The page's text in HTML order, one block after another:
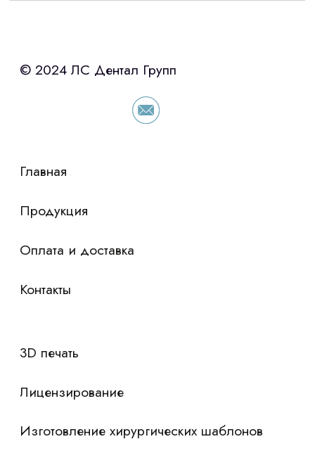
Интересует лизинг?
«Уралпромлизинг» подберем выгодные
условия по лизингу оборудования,
просто оставьте контакты чтобы мы
сориентировали по условиям
Я согласен сполитикой конфиденциальности